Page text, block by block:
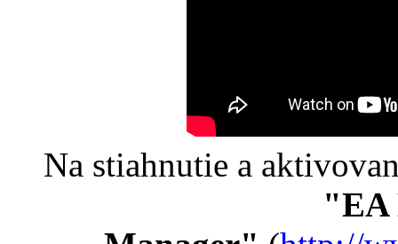
Na stiahnutie a
"EA